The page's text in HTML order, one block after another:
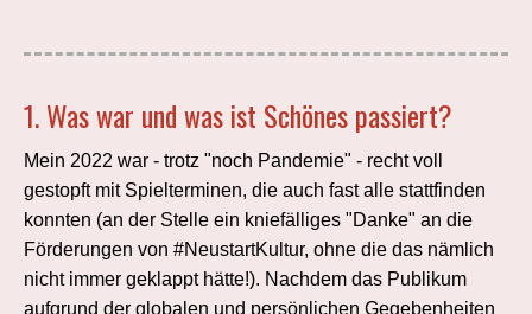
1. Was war und was ist Schönes passiert?
Mein 2022 war - trotz "noch Pandemie" - recht voll
gestopft mit Spielterminen, die auch fast alle stattfinden
konnten (an der Stelle ein kniefälliges "Danke" an die
Förderungen von #NeustartKultur, ohne die das nämlich
nicht immer geklappt hätte!). Nachdem das Publikum
aufgrund der globalen und persönlichen Gegebenheiten